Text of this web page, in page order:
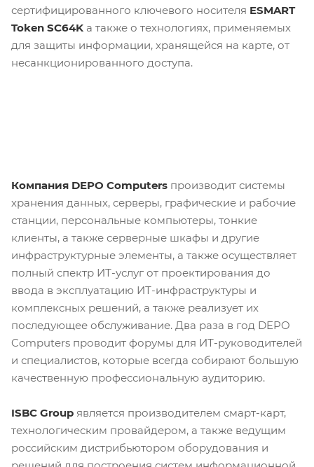
сертифицированного ключевого носителя ESMART
Token SC64K а также о технологиях, применяемых
для защиты информации, хранящейся на карте, от
несанкционированного доступа.
Компания DEPO Computers производит системы
хранения данных, серверы, графические и рабочие
станции, персональные компьютеры, тонкие
клиенты, а также серверные шкафы и другие
инфраструктурные элементы, а также осуществляет
полный спектр ИТ-услуг от проектирования до
ввода в эксплуатацию ИТ-инфраструктуры и
комплексных решений, а также реализует их
последующее обслуживание. Два раза в год DEPO
Computers проводит форумы для ИТ-руководителей
и специалистов, которые всегда собирают большую
качественную профессиональную аудиторию.
ISBC Group является производителем смарт-карт,
технологическим провайдером, а также ведущим
российским дистрибьютором оборудования и